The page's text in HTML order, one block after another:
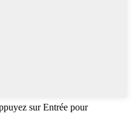
sur Entrée pour